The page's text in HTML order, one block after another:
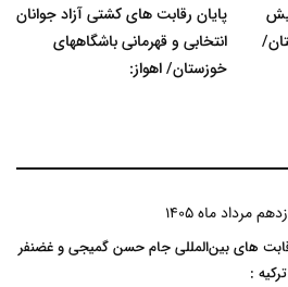
پایان رقابت های کشتی آزاد جوانان
انتخابی و قهرمانی باشگاههای
خوزستان/ اهواز:
مرداد ماه 1405
های بین‌المللی جام حسن گمیجی و غضنفر
: